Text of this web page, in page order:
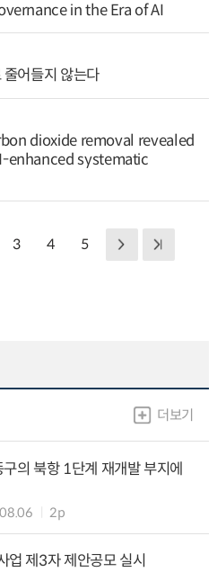
in the Era of AI
어들지 않는다
dioxide removal revealed
enhanced systematic
3 4 5
더보기
의 북항 1단계 재개발 부지에
2p
제3자 제안공모 실시